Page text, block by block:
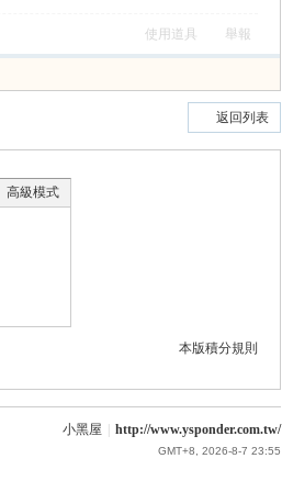
使用道具 舉報
返回列表
高級模式
本版積分規則
小黑屋 http://www.ysponder.com.tw/
GMT+8, 2026-8-7 23:55